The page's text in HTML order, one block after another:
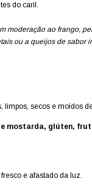
do caril.
moderação ao frango,
ou a queijos de sabor
limpos, secos e moídos
mostarda, glúten,
e afastado da luz.